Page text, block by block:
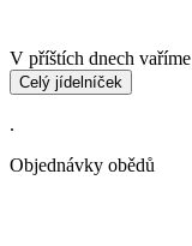
V příštích dnech vaříme
Celý jídelníček
.
Objednávky obědů